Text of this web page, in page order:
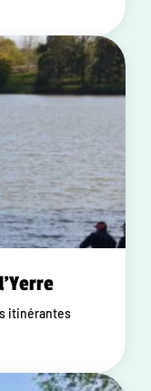
itinérantes